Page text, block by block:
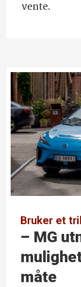
vente.
Bruker et
– MG
måte